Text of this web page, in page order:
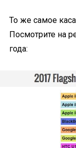
То же самое
Посмотрите на
года: